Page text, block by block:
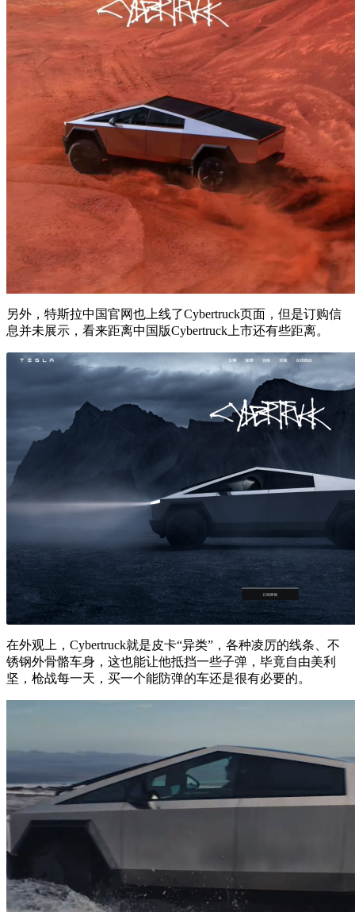
另外，特斯拉中国官网也上线了Cybertruck页面，但是订购信
息并未展示，看来距离中国版Cybertruck上市还有些距离。
在外观上，Cybertruck就是皮卡“异类”，各种凌厉的线条、不
锈钢外骨骼车身，这也能让他抵挡一些子弹，毕竟自由美利
坚，枪战每一天，买一个能防弹的车还是很有必要的。